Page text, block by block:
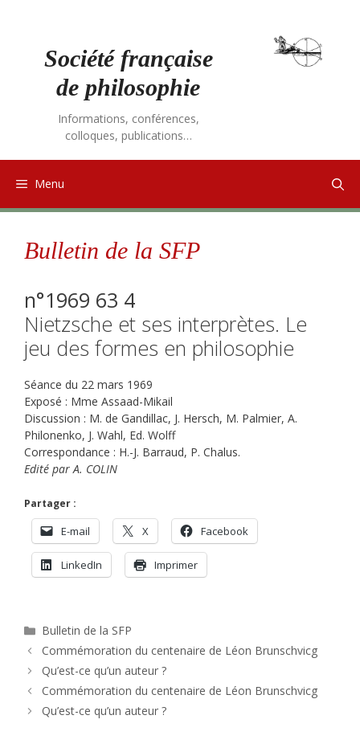
Société française
de philosophie
Informations, conférences,
colloques, publications…
Menu
Bulletin de la SFP
n°1969 63 4
Nietzsche et ses interprètes. Le
jeu des formes en philosophie
Séance du 22 mars 1969
Exposé : Mme Assaad-Mikail
Discussion : M. de Gandillac, J. Hersch, M. Palmier, A.
Philonenko, J. Wahl, Ed. Wolff
Correspondance : H.-J. Barraud, P. Chalus.
Edité par A. COLIN
Partager :
E-mail X Facebook
LinkedIn Imprimer
Catégories
Bulletin de la SFP
Commémoration du centenaire de Léon Brunschvicg
Qu’est-ce qu’un auteur ?
Commémoration du centenaire de Léon Brunschvicg
Qu’est-ce qu’un auteur ?